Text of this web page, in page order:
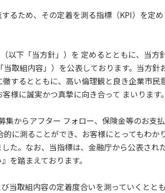
るため、その定着を測る指標（KPI）を定
以下「当方針」）を 定めるとともに、当方
取組内容」）を公表しております。当方針
するとともに、高い倫理観と良き企業市民
様に誠実かつ真摯に向き合って まいります
からアフター フォロー、保険金等のお支
に測ることができ、お客様にとってもわか
た。なお、当指標は、金融庁から公表され
を踏まえております。
当取組内容の定着度合いを測っていくとと